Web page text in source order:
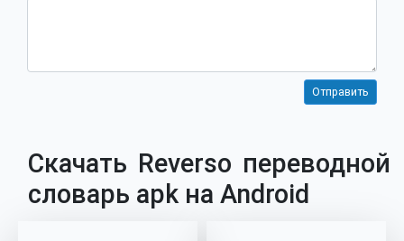
Скачать Reverso переводной
словарь apk на Android